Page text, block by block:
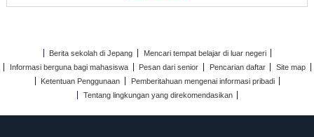
Berita sekolah di Jepang
Mencari tempat belajar di luar negeri
Informasi berguna bagi mahasiswa
Pesan dari senior Pencarian daftar
Site map
Ketentuan Penggunaan
Pemberitahuan mengenai informasi pribadi
Tentang lingkungan yang direkomendasikan